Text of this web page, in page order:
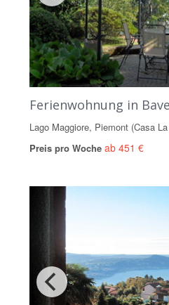
Ferienwohnung in
Lago Maggiore, Piemont (Casa
Preis pro Woche ab 451 €